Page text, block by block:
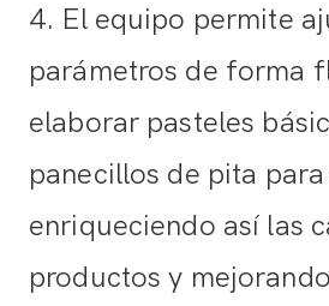
4. El equipo permite
parámetros de forma
elaborar pasteles
panecillos de pita
enriqueciendo así las
productos y